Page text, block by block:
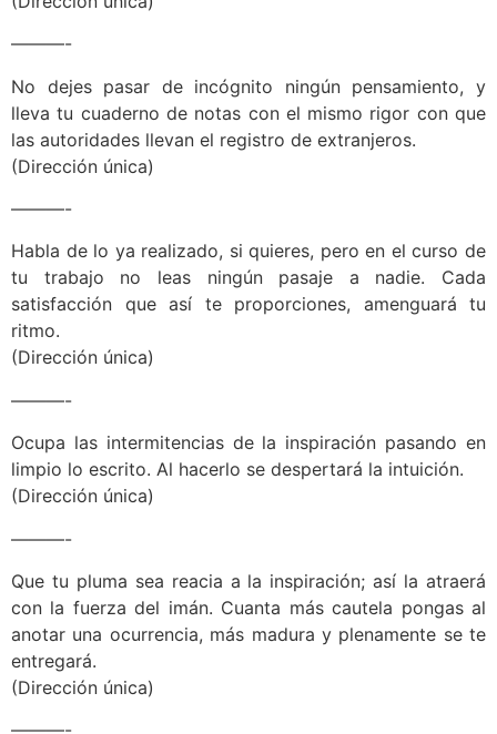
———-
No dejes pasar de incógnito ningún pensamiento, y
lleva tu cuaderno de notas con el mismo rigor con que
las autoridades llevan el registro de extranjeros.
(Dirección única)
———-
Habla de lo ya realizado, si quieres, pero en el curso de
tu trabajo no leas ningún pasaje a nadie. Cada
satisfacción que así te proporciones, amenguará tu
ritmo.
(Dirección única)
———-
Ocupa las intermitencias de la inspiración pasando en
limpio lo escrito. Al hacerlo se despertará la intuición.
(Dirección única)
———-
Que tu pluma sea reacia a la inspiración; así la atraerá
con la fuerza del imán. Cuanta más cautela pongas al
anotar una ocurrencia, más madura y plenamente se te
entregará.
(Dirección única)